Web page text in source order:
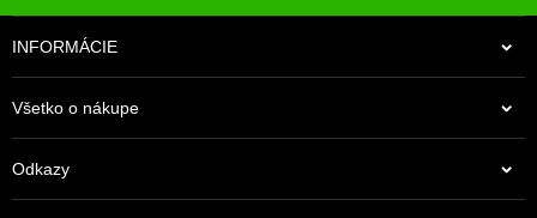
INFORMÁCIE
Všetko o nákupe
Odkazy